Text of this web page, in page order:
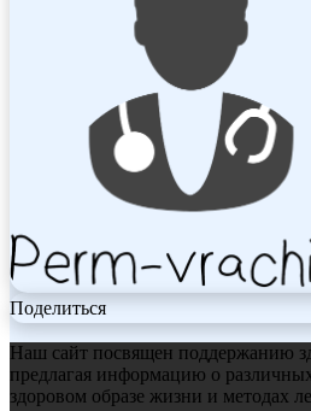
Поделиться
Наш сайт посвящен поддержанию
предлагая информацию о
здоровом образе жизни и методах